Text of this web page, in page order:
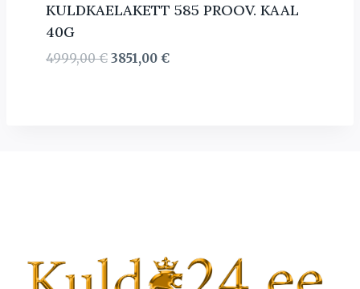
KULDKAELAKETT 585 PROOV. KAAL
40G
4999,00€ Algne
3851,00 €Current